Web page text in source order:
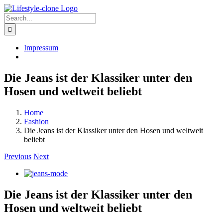
Skip
to
content
Search
for:
Impressum
Die Jeans ist der Klassiker unter den
Hosen und weltweit beliebt
Home
Fashion
Die Jeans ist der Klassiker unter den Hosen und weltweit
beliebt
Previous Next
View
Image
Die Jeans ist der Klassiker unter den
Hosen und weltweit beliebt